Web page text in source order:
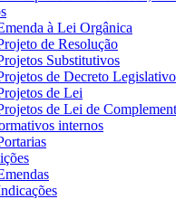
à Lei Orgânica
de Resolução
Substitutivos
de Decreto Legislativo
de Lei
de Lei de
internos